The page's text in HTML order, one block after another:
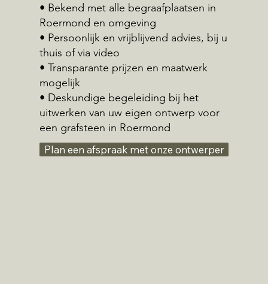
• Bekend met alle begraafplaatsen in
Roermond en omgeving
• Persoonlijk en vrijblijvend advies, bij u
thuis of via video
• Transparante prijzen en maatwerk
mogelijk
• Deskundige begeleiding bij het
uitwerken van uw eigen ontwerp voor
een grafsteen in Roermond
Plan een afspraak met onze ontwerper